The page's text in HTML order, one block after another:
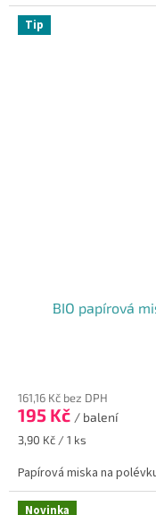
Tip
BIO papírová
161,16 Kč bez DPH
195 Kč / balení
Měrná
3,90 Kč / 1 ks
Papírová miska na
Novinka